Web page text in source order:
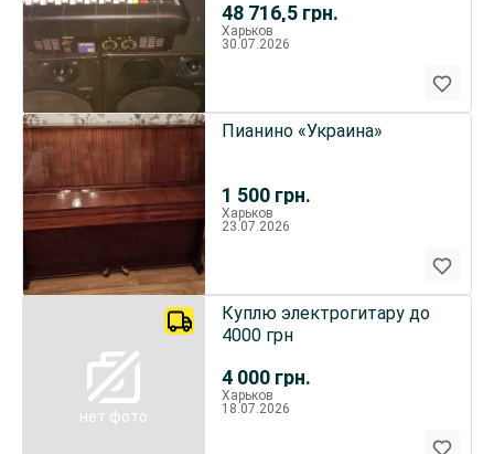
48 716,5 грн.
дискотеки или кафе.
Харьков
30.07.2026
1 500 грн.
Пианино «Украина»
Харьков
23.07.2026
нет фото
4 000 грн.
Куплю электрогитару до
4000 грн
Харьков
18.07.2026